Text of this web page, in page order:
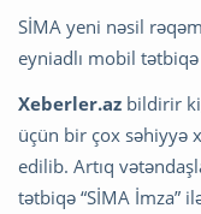
SİMA yeni nəsil
eyniadlı mobil
Xeberler.az bildirir
üçün bir çox səhiyyə
edilib. Artıq
tətbiqə “SİMA İmza”